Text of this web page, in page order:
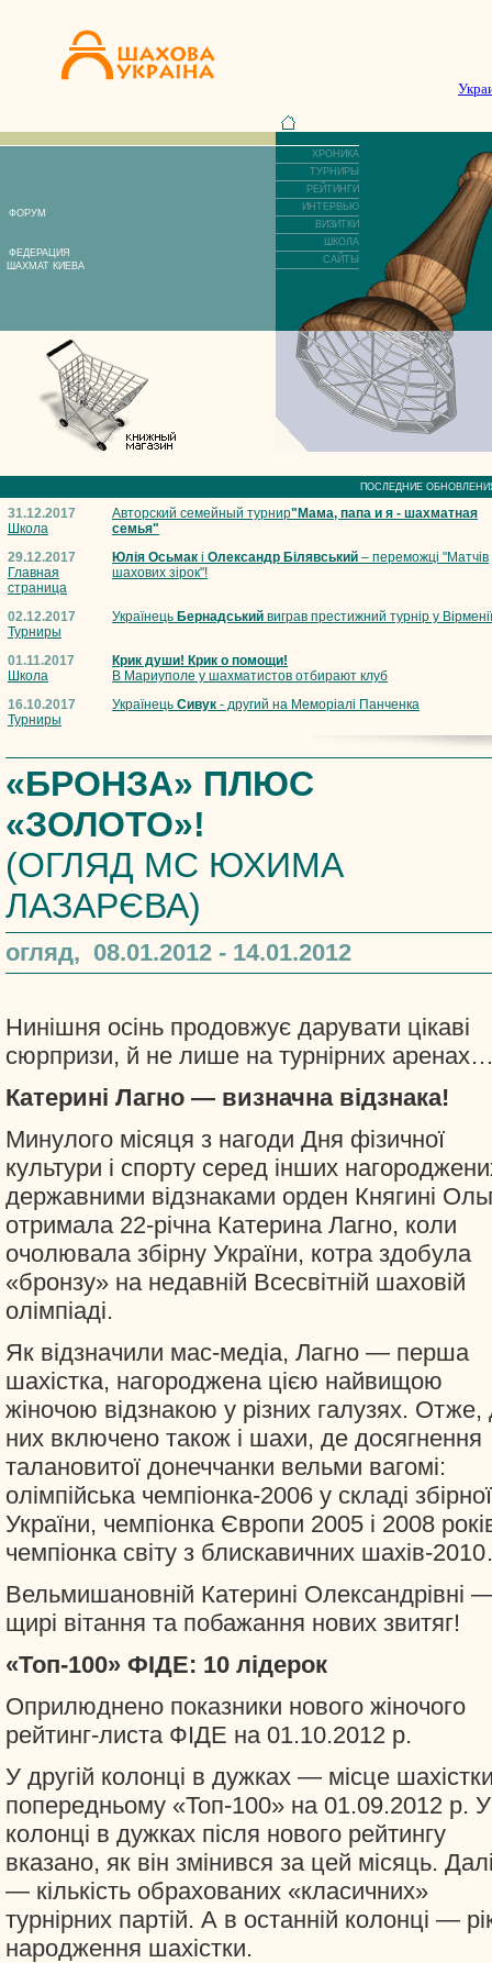
ФОРУМ
ФЕДЕРАЦИЯ
ШАХМАТ КИЕВА
ХРОНИКА
ТУРНИРЫ
РЕЙТИНГИ
ИНТЕРВЬЮ
ВИЗИТКИ
ШКОЛА
САЙТЫ
ПОСЛЕДНИЕ
31.12.2017
Школа
Авторский семейный турнир"Мама, папа и я - шахматная
семья"
29.12.2017
Главная
страница
Юлія Осьмак і Олександр Білявський – переможці "Матчів
шахових зірок"!
02.12.2017
Турниры
Українець Бернадський виграв престижний турнір у Вірменії
01.11.2017
Школа
Крик души! Крик о помощи!
В Мариуполе у шахматистов отбирают клуб
16.10.2017
Турниры
Українець Сивук - другий на Меморіалі Панченка
«БРОНЗА» ПЛЮС
«ЗОЛОТО»!
(ОГЛЯД МС ЮХИМА
ЛАЗАРЄВА)
огляд, 08.01.2012 - 14.01.2012
Нинішня осінь продовжує дарувати цікаві
сюрпризи, й не лише на турнірних
Катерині Лагно — визначна відзнака!
Минулого місяця з нагоди Дня фізичної
культури і спорту серед інших
державними відзнаками орден Княгині
отримала 22-річна Катерина Лагно, коли
очолювала збірну України, котра здобула
«бронзу» на недавній Всесвітній шаховій
олімпіаді.
Як відзначили мас-медіа, Лагно — перша
шахістка, нагороджена цією найвищою
жіночою відзнакою у різних галузях. Отже,
них включено також і шахи, де досягнення
талановитої донеччанки вельми вагомі:
олімпійська чемпіонка-2006 у складі збірної
України, чемпіонка Європи 2005 і 2008
чемпіонка світу з блискавичних шахів-
Вельмишановній Катерині Олександрівні
щирі вітання та побажання нових звитяг!
«Топ-100» ФІДЕ: 10 лідерок
Оприлюднено показники нового жіночого
рейтинг-листа ФІДЕ на 01.10.2012 р.
У другій колонці в дужках — місце
попередньому «Топ-100» на 01.09.2012 р. У
колонці в дужках після нового рейтингу
вказано, як він змінився за цей місяць.
— кількість обрахованих «класичних»
турнірних партій. А в останній колонці —
народження шахістки.